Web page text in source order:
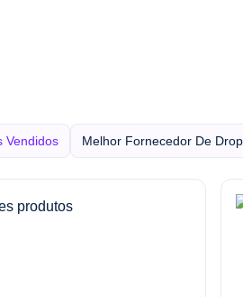
Vendidos Melhor Fornecedor De